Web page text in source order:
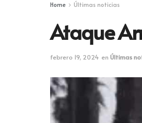
Home Últimas noticias
Ataque
febrero 19, 2024 en Últimas